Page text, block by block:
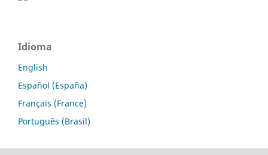
Idioma
English
Español (España)
Français (France)
Português (Brasil)